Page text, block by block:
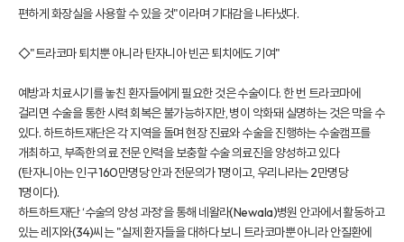
편하게 화장실을 사용할 수 있을 것"이라며 기대감을 나타냈다.
◇"트라코마 퇴치뿐 아니라 탄자니아 빈곤 퇴치에도 기여"
예방과 치료시기를 놓친 환자들에게 필요한 것은 수술이다. 한 번 트라코마에
걸리면 수술을 통한 시력 회복은 불가능하지만, 병이 악화돼 실명하는 것은 막을 수
있다. 하트하트재단은 각 지역을 돌며 현장 진료와 수술을 진행하는 수술캠프를
개최하고, 부족한 의료 전문 인력을 보충할 수술 의료진을 양성하고 있다
(탄자니아는 인구 160만명당 안과 전문의가 1명이고, 우리나라는 2만명당
1명이다).
하트하트재단 ‘수술의 양성 과정‘을 통해 네왈라(Newala)병원 안과에서 활동하고
있는 레지와(34)씨는 "실제 환자들을 대하다 보니 트라코마뿐 아니라 안질환에